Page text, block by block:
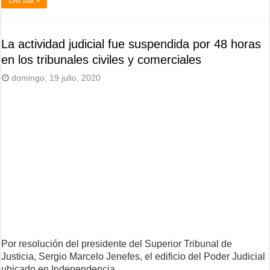
La actividad judicial fue suspendida por 48 horas
en los tribunales civiles y comerciales
domingo, 19 julio, 2020
Por resolución del presidente del Superior Tribunal de
Justicia, Sergio Marcelo Jenefes, el edificio del Poder Judicial